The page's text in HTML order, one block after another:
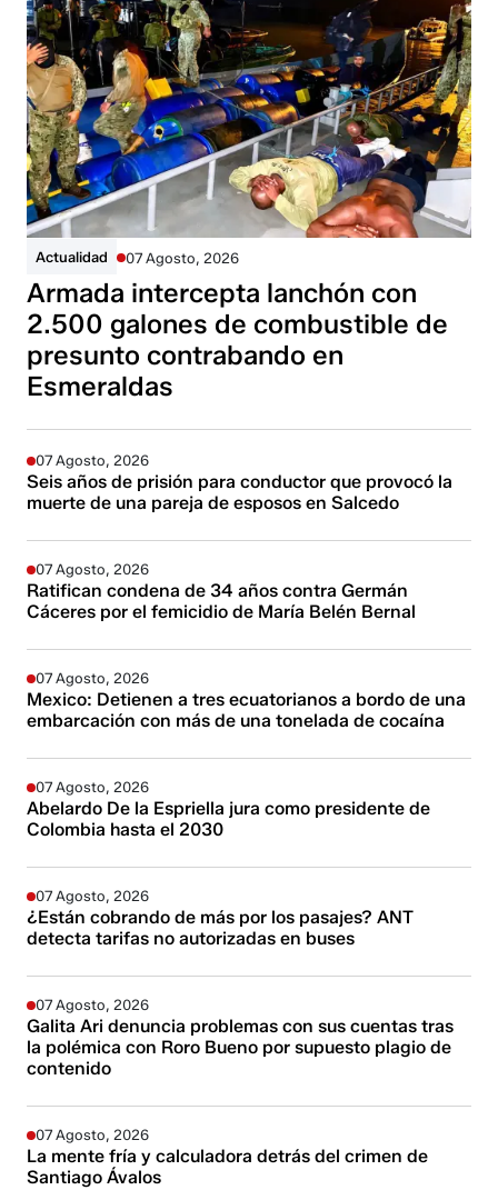
Actualidad 07 Agosto, 2026
Armada intercepta lanchón con
2.500 galones de combustible de
presunto contrabando en
Esmeraldas
07 Agosto, 2026
Seis años de prisión para conductor que provocó la
muerte de una pareja de esposos en Salcedo
07 Agosto, 2026
Ratifican condena de 34 años contra Germán
Cáceres por el femicidio de María Belén Bernal
07 Agosto, 2026
Mexico: Detienen a tres ecuatorianos a bordo de una
embarcación con más de una tonelada de cocaína
07 Agosto, 2026
Abelardo De la Espriella jura como presidente de
Colombia hasta el 2030
07 Agosto, 2026
¿Están cobrando de más por los pasajes? ANT
detecta tarifas no autorizadas en buses
07 Agosto, 2026
Galita Ari denuncia problemas con sus cuentas tras
la polémica con Roro Bueno por supuesto plagio de
contenido
07 Agosto, 2026
La mente fría y calculadora detrás del crimen de
Santiago Ávalos